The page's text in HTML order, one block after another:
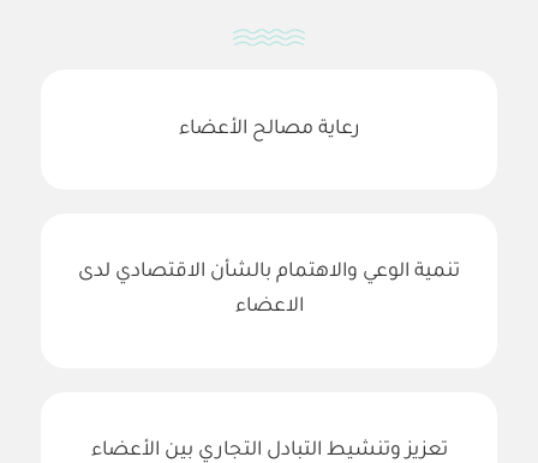
رعاية مصالح الأعضاء
تنمية الوعي والاهتمام بالشأن الاقتصادي لدى
الاعضاء
تعزيز وتنشيط التبادل التجاري بين الأعضاء